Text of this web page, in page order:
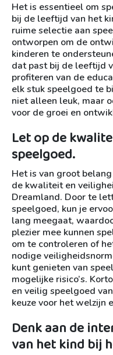
Het is essentieel om
bij de leeftijd van het
ruime selectie aan
ontworpen om de
kinderen te
dat past bij de leeftijd
profiteren van de
elk stuk speelgoed te
niet alleen leuk, maar
voor de groei en
Let op de
speelgoed.
Het is van groot
de kwaliteit en
Dreamland. Door te
speelgoed, kun je
lang meegaat,
plezier mee kunnen
om te controleren of
nodige
kunt genieten van
mogelijke risico’s.
en veilig speelgoed
keuze voor het welzijn
Denk aan de
van het kind bij